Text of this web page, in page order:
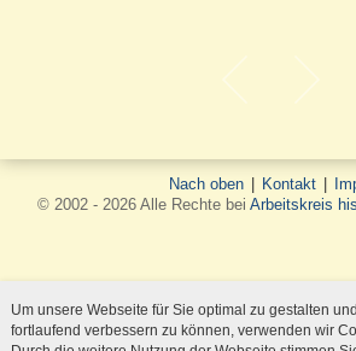
Nach oben Kontakt
© 2002 - 2026 Alle Rechte bei Arbeitskreis
Um unsere Webseite für Sie optimal zu gestalten und
fortlaufend verbessern zu können, verwenden wir